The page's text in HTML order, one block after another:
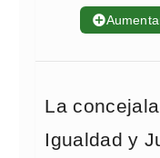
➕
La
Igualdad y